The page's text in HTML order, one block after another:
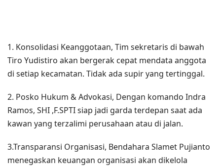
1. Konsolidasi Keanggotaan, Tim sekretaris di bawah
Tiro Yudistiro akan bergerak cepat mendata anggota
di setiap kecamatan. Tidak ada supir yang tertinggal.
2. Posko Hukum & Advokasi, Dengan komando Indra
Ramos, SHI ,F.SPTI siap jadi garda terdepan saat ada
kawan yang terzalimi perusahaan atau di jalan.
3.Transparansi Organisasi, Bendahara Slamet Pujianto
menegaskan keuangan organisasi akan dikelola